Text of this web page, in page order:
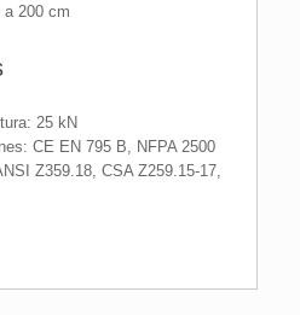
a 200 cm
25 kN
CE EN 795 B, NFPA 2500
Z359.18, CSA Z259.15-17,